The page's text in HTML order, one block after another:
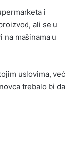
i
ali se u
na mašinama u
uslovima, već
trebalo bi da